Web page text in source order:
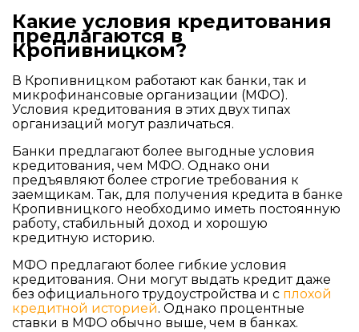
Какие условия кредитования
предлагаются в
Кропивницком?
В Кропивницком работают как банки, так и
микрофинансовые организации (МФО).
Условия кредитования в этих двух типах
организаций могут различаться.
Банки предлагают более выгодные условия
кредитования, чем МФО. Однако они
предъявляют более строгие требования к
заемщикам. Так, для получения кредита в банке
Кропивницкого необходимо иметь постоянную
работу, стабильный доход и хорошую
кредитную историю.
МФО предлагают более гибкие условия
кредитования. Они могут выдать кредит даже
без официального трудоустройства и с плохой
кредитной историей. Однако процентные
ставки в МФО обычно выше, чем в банках.